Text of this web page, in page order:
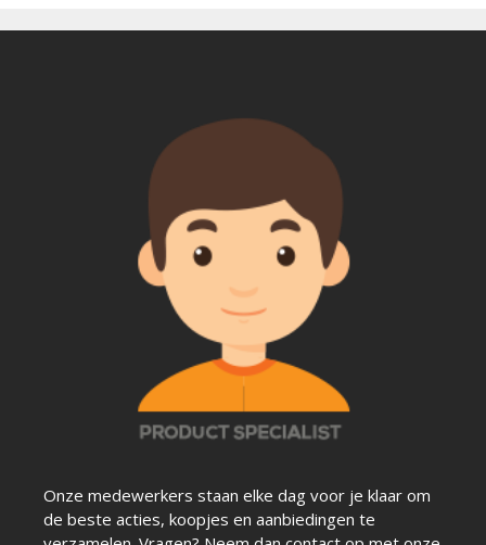
Onze medewerkers staan elke dag voor je klaar om
de beste acties, koopjes en aanbiedingen te